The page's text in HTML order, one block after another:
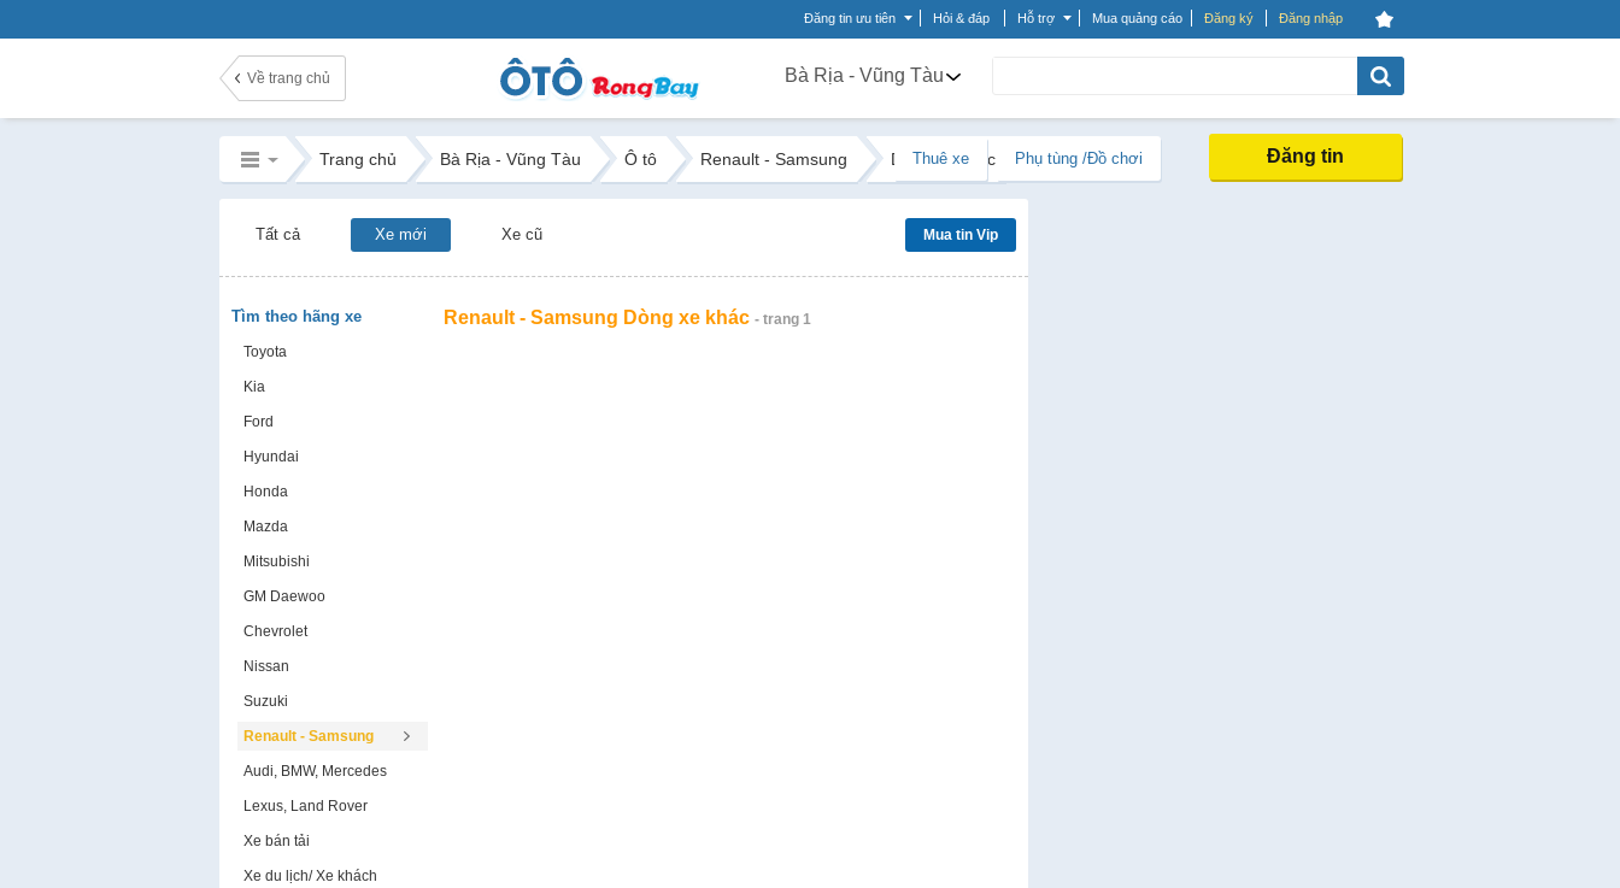
Đăng tin ưu tiên Hỏi & đáp Hỗ trợ Mua quảng cáo Đăng ký Đăng nhập
Về trang chủ Bà Rịa - Vũng Tàu
Trang chủ Bà Rịa - Vũng Tàu Ô tô Renault - Samsung Dòng xe khác
Thuê xe Phụ tùng /Đồ chơi Đăng tin
Tất cả Xe mới Xe cũ Mua tin Vip
Tìm theo hãng xe
Toyota
Kia
Ford
Hyundai
Honda
Mazda
Mitsubishi
GM Daewoo
Chevrolet
Nissan
Suzuki
Renault - Samsung
Audi, BMW, Mercedes
Lexus, Land Rover
Xe bán tải
Xe du lịch/ Xe khách
Renault - Samsung Dòng xe khác - trang 1